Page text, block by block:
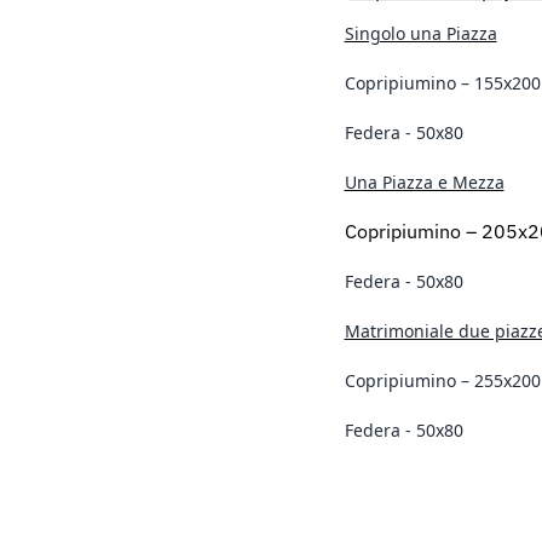
Singolo una Piazza
Copripiumino – 155x200
Federa - 50x80
Una Piazza e Mezza
Copripiumino –
Federa - 50x80
Matrimoniale due
Copripiumino – 255x200
Federa - 50x80